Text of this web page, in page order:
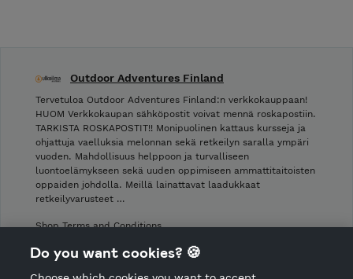
Outdoor Adventures Finland
Tervetuloa Outdoor Adventures Finland:n verkkokauppaan!
HUOM Verkkokaupan sähköpostit voivat mennä roskapostiin.
TARKISTA ROSKAPOSTIT!! Monipuolinen kattaus kursseja ja
ohjattuja vaelluksia melonnan sekä retkeilyn saralla ympäri
vuoden. Mahdollisuus helppoon ja turvalliseen
luontoelämykseen sekä uuden oppimiseen ammattitaitoisten
oppaiden johdolla. Meillä lainattavat laadukkaat
retkeilyvarusteet …
Shop Terms and Conditions
Cancellation policy
Do you want cookies? 🍪